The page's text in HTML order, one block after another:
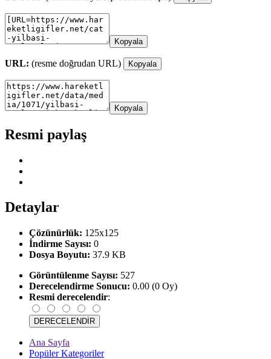
Kopyala
URL: (resme doğrudan URL) Kopyala
Kopyala
Resmi paylaş
Detaylar
Çözünürlük: 125x125
İndirme Sayısı: 0
Dosya Boyutu: 37.9 KB
Görüntülenme Sayısı: 527
Derecelendirme Sonucu: 0.00 (0 Oy)
Resmi derecelendir:
Ana Sayfa
Popüler Kategoriler